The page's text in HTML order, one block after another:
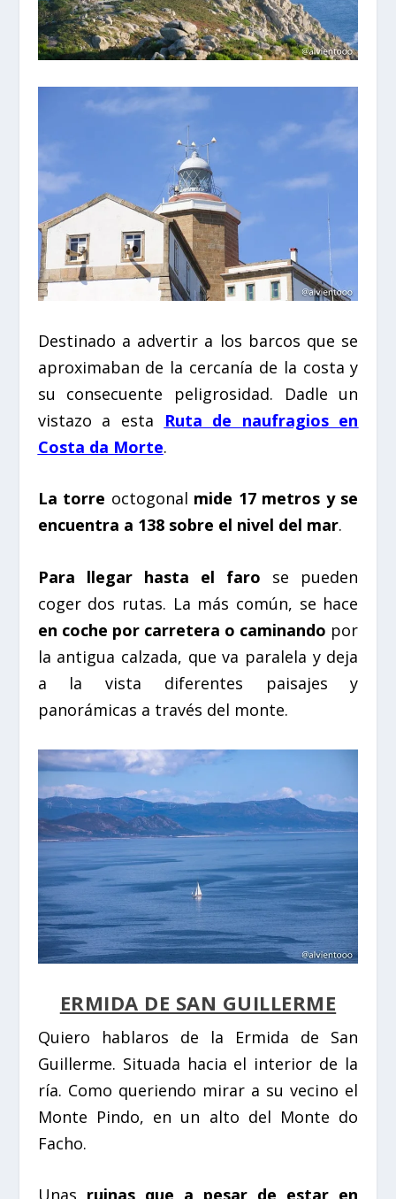
Destinado a advertir a los barcos que se
aproximaban de la cercanía de la costa y
su consecuente peligrosidad. Dadle un
vistazo a esta
Ruta de naufragios en
Costa da Morte.
La torre octogonal mide 17 metros y se
encuentra a 138 sobre el nivel del mar.
Para llegar hasta el faro se pueden
coger dos rutas. La más común, se hace
en coche por carretera o caminando por
la antigua calzada, que va paralela y deja
a la vista diferentes paisajes y
panorámicas a través del monte.
ERMIDA DE SAN GUILLERME
Quiero hablaros de la Ermida de San
Guillerme. Situada hacia el interior de la
ría. Como queriendo mirar a su vecino el
Monte Pindo, en un alto del Monte do
Facho.